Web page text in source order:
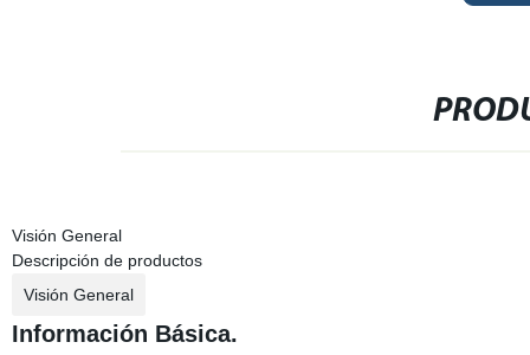
Visión General
Descripción de productos
Visión General
Información Básica.